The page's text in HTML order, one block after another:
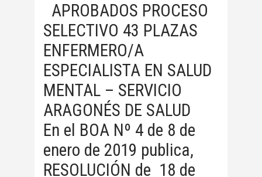
APROBADOS PROCESO
SELECTIVO 43 PLAZAS
ENFERMERO/A
ESPECIALISTA EN SALUD
MENTAL – SERVICIO
ARAGONÉS DE SALUD
En el BOA Nº 4 de 8 de
enero de 2019 publica,
RESOLUCIÓN de 18 de